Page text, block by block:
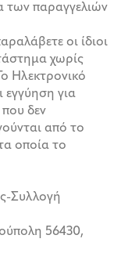
των παραγγελιών
οι ίδιοι
χωρίς
Ηλεκτρονικό
εγγύηση για
δεν
από το
οποία το
Συλλογή
56430,